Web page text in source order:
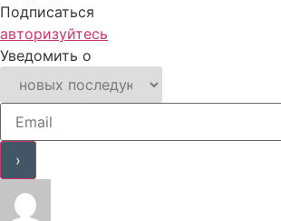
Подписаться
авторизуйтесь
Уведомить о